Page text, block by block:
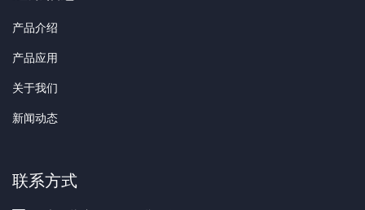
产品介绍
产品应用
关于我们
新闻动态
联系方式